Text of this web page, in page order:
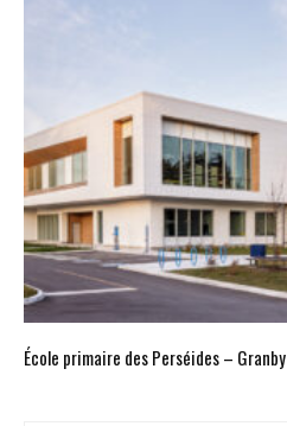
École primaire des Perséides – Granby